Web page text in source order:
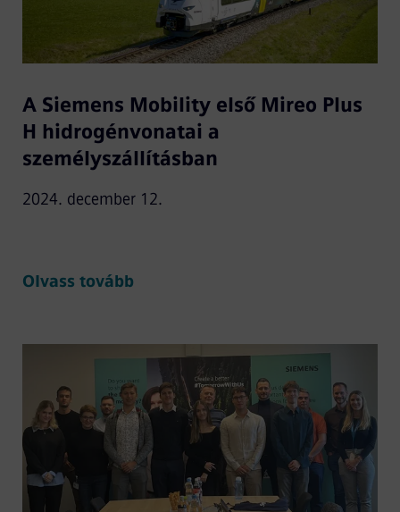
A Siemens Mobility első Mireo Plus
H hidrogénvonatai a
személyszállításban
2024. december 12.
Olvass tovább